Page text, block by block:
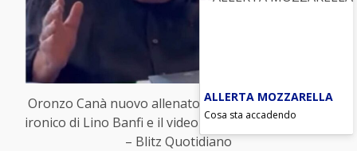
Oronzo Canà nuovo allenatore della Roma, il video
ironico di Lino Banfi e il video ironico (foto da video)
– Blitz Quotidiano
ALLERTA MOZZARELLA
Cosa sta accadendo